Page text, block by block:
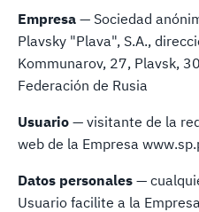
Empresa — Sociedad
Plavsky "Plava", S.A.,
Kommunarov, 27, Plavsk,
Federación de Rusia
Usuario — visitante de la
web de la Empresa
Datos personales —
Usuario facilite a la